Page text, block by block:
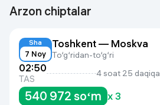
Arzon chiptalar
Sha
7 Noy
Toshkent— Moskva
To‘g‘ridan-to‘g‘ri
02:50
TAS 4 soat 25 daqiqa
540 972 soʻm x3